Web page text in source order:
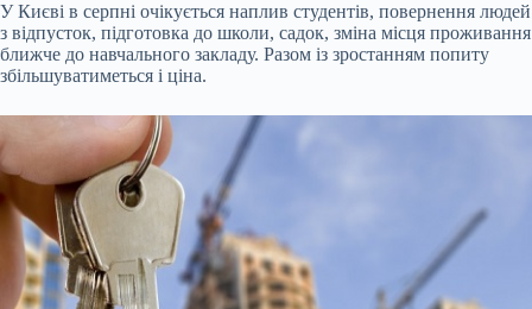
У Києві в серпні очікується наплив студентів, повернення людей
з відпусток, підготовка до школи, садок, зміна місця проживання
ближче до навчального закладу. Разом із зростанням попиту
збільшуватиметься і ціна.